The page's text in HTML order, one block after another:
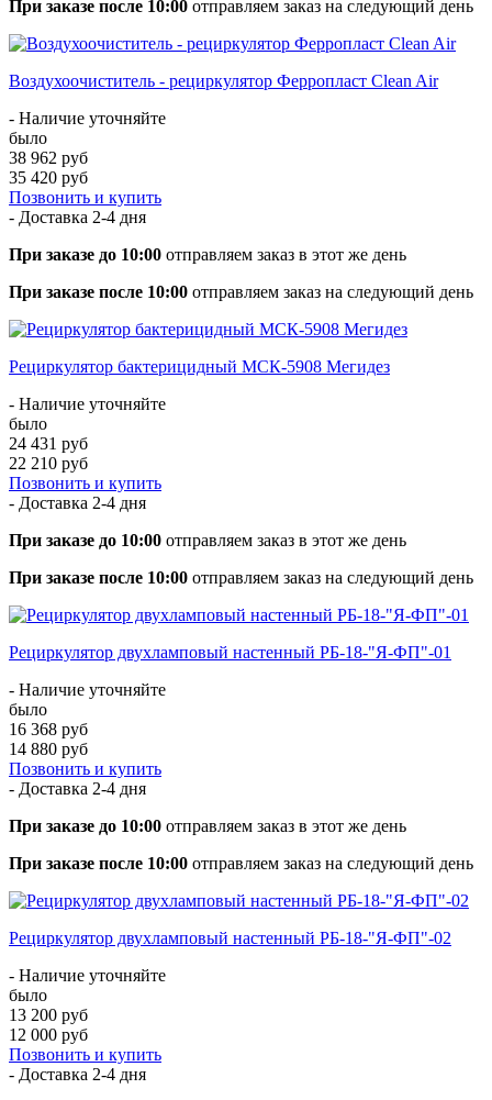
При заказе после 10:00 отправляем заказ на следующий день
Воздухоочиститель - рециркулятор Ферропласт Clean Air
- Наличие уточняйте
было
38 962 руб
35 420 руб
Позвонить и купить
- Доставка 2-4 дня
При заказе до 10:00 отправляем заказ в этот же день
При заказе после 10:00 отправляем заказ на следующий день
Рециркулятор бактерицидный МСК-5908 Мегидез
- Наличие уточняйте
было
24 431 руб
22 210 руб
Позвонить и купить
- Доставка 2-4 дня
При заказе до 10:00 отправляем заказ в этот же день
При заказе после 10:00 отправляем заказ на следующий день
Рециркулятор двухламповый настенный РБ-18-"Я-ФП"-01
- Наличие уточняйте
было
16 368 руб
14 880 руб
Позвонить и купить
- Доставка 2-4 дня
При заказе до 10:00 отправляем заказ в этот же день
При заказе после 10:00 отправляем заказ на следующий день
Рециркулятор двухламповый настенный РБ-18-"Я-ФП"-02
- Наличие уточняйте
было
13 200 руб
12 000 руб
Позвонить и купить
- Доставка 2-4 дня